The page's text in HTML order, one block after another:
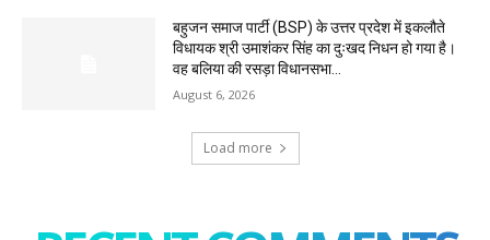
बहुजन समाज पार्टी (BSP) के उत्तर प्रदेश में इकलौते
विधायक श्री उमाशंकर सिंह का दुःखद निधन हो गया है।
वह बलिया की रसड़ा विधानसभा...
August 6, 2026
Load more